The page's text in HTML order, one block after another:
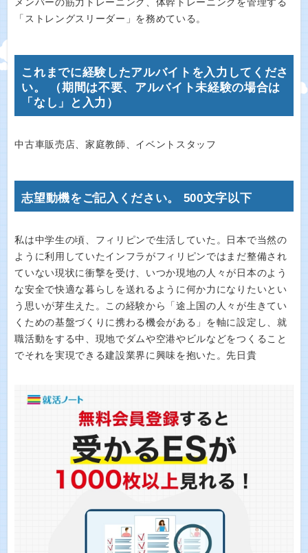
メンバーの筋力トレーニング、体幹トレーニングを管理する
「ストレングスリーダー」を務めている。
これまでに経験したアルバイトを入力してくださ
い。 （期間は不要、アルバイト未経験の場合は
「なし」と入力）
中古車販売店、家庭教師、イベントスタッフ
志望動機をご記入ください。 500文字以下
私は中学生の頃、フィリピンで生活していた。日本で当然の
ように利用していたインフラがフィリピンではまだ整備され
ていない現状に衝撃を受け、いつか現地の人々が日本のよう
な安全で快適な暮らしを送れるように何か力になりたいとい
う思いが芽生えた。この経験から「途上国の人々が生きてい
くための基盤づくりに携わる機会がある」を軸に設定し、就
職活動をする中、現地でダムや空港やビルなどをつくること
でそれを実現できる建設業界に興味を抱いた。先日貴